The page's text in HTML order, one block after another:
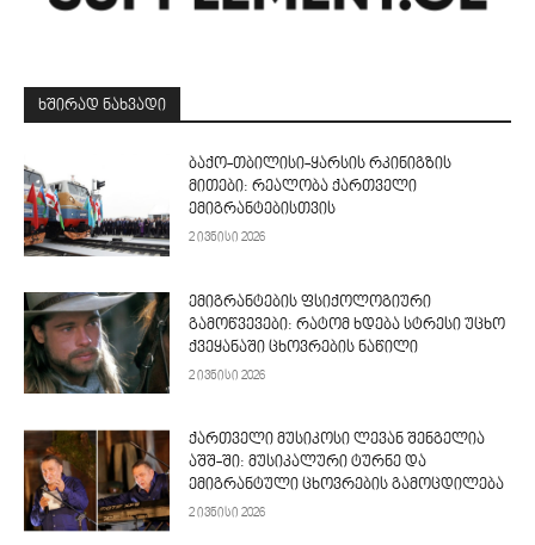
ᲮᲨᲘᲠᲐᲓ ᲜᲐᲮᲕᲐᲓᲘ
ბაქო-თბილისი-ყარსის რკინიგზის
მითები: რეალობა ქართველი
ემიგრანტებისთვის
2 ივნისი 2026
ემიგრანტების ფსიქოლოგიური
გამოწვევები: რატომ ხდება სტრესი უცხო
ქვეყანაში ცხოვრების ნაწილი
2 ივნისი 2026
ქართველი მუსიკოსი ლევან შენგელია
აშშ-ში: მუსიკალური ტურნე და
ემიგრანტული ცხოვრების გამოცდილება
2 ივნისი 2026